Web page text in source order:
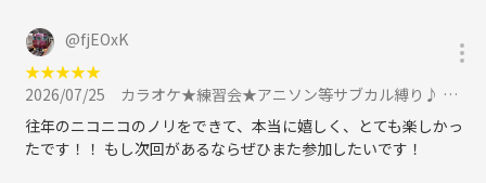
@fjEOxK
★★★★★
2026/07/25
カラオケ★練習会★アニソン等サブカル縛り♪ 前回26名参加★ 部屋変えで同じ曲歌うえる！に参加
往年のニコニコのノリをできて、本当に嬉しく、とても楽しかっ
たです！！ もし次回があるならぜひまた参加したいです！